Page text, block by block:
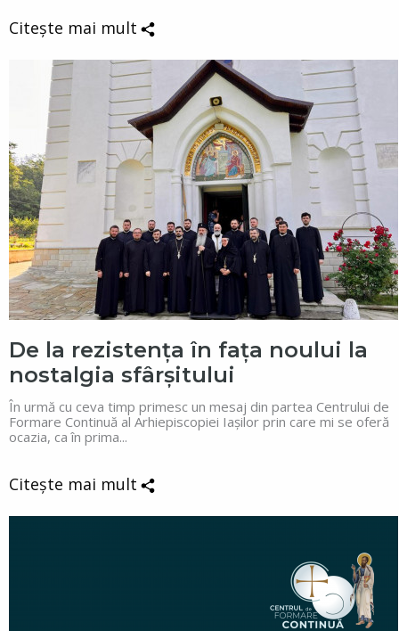
Citește mai mult
De la rezistența în fața noului la
nostalgia sfârșitului
În urmă cu ceva timp primesc un mesaj din partea Centrului de
Formare Continuă al Arhiepiscopiei Iașilor prin care mi se oferă
ocazia, ca în prima...
Citește mai mult